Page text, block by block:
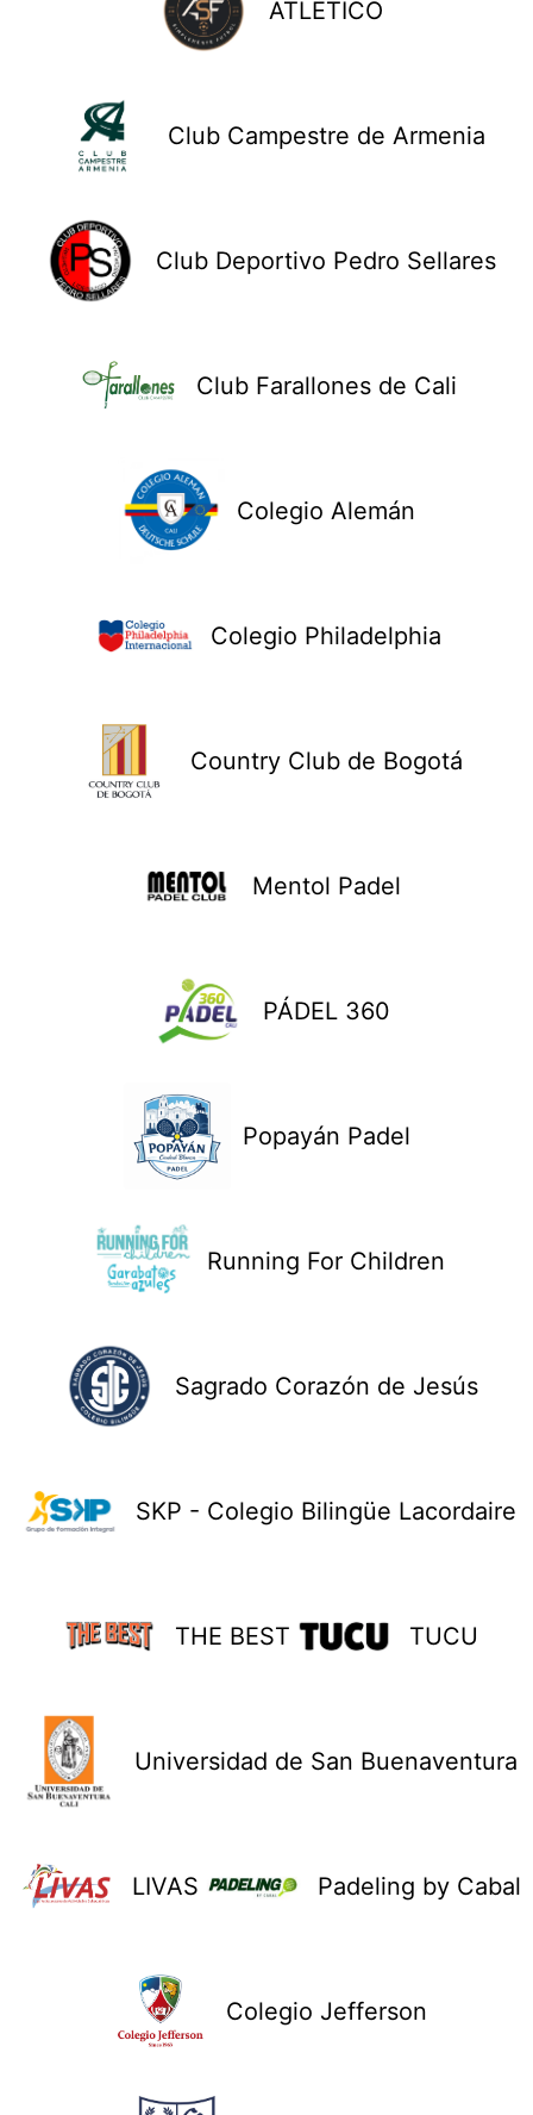
ATLÉTICO
Club Campestre de Armenia
Club Deportivo Pedro Sellares
Club Farallones de Cali
Colegio Alemán
Colegio Philadelphia
Country Club de Bogotá
Mentol Padel
PÁDEL 360
Popayán Padel
Running For Children
Sagrado Corazón de Jesús
SKP - Colegio Bilingüe Lacordaire
THE BEST TUCU
Universidad de San Buenaventura
LIVAS Padeling by Cabal
Colegio Jefferson